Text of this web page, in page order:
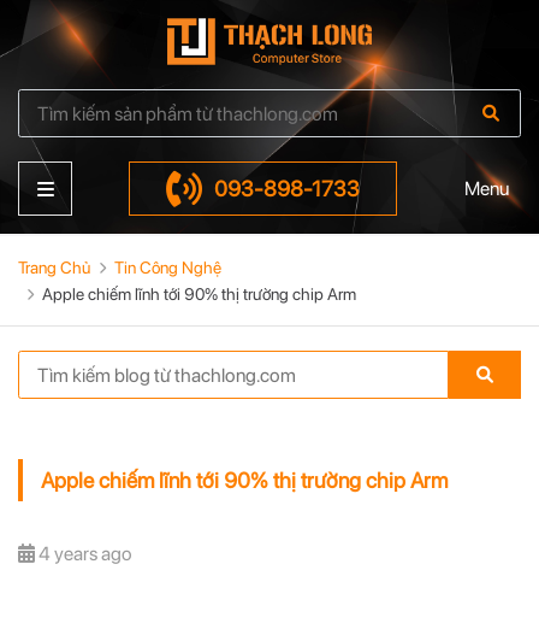
093-898-1733 Menu
Trang Chủ
Tin Công Nghệ
Apple chiếm lĩnh tới 90% thị trường chip Arm
Apple chiếm lĩnh tới 90% thị trường chip Arm
4 years ago